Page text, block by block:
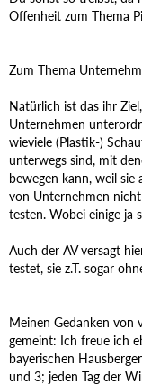
Offenheit zum Thema
Zum Thema
Natürlich ist das ihr
Unternehmen
wieviele (Plastik-)
unterwegs sind, mit
bewegen kann, weil sie
von Unternehmen
testen. Wobei einige ja
Auch der AV versagt
testet, sie z.T. sogar
Meinen Gedanken von
gemeint: Ich freue ich
bayerischen
und 3; jeden Tag der